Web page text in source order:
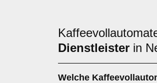
Dienstleister in
Welche